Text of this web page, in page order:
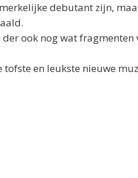
debutant zijn,
der ook nog wat
en leukste nieuwe